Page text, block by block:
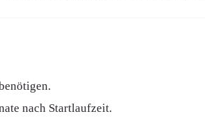
nach Startlaufzeit.